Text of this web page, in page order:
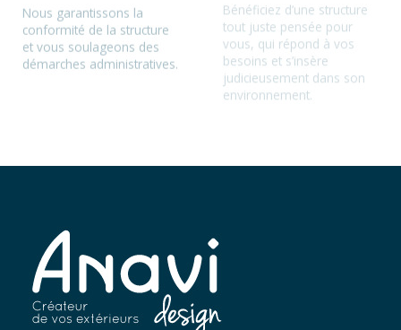
conformité de la structure
et vous soulageons des
démarches administratives.
vous, qui répond à vos
besoins et s’insère
judicieusement dans son
environnement.